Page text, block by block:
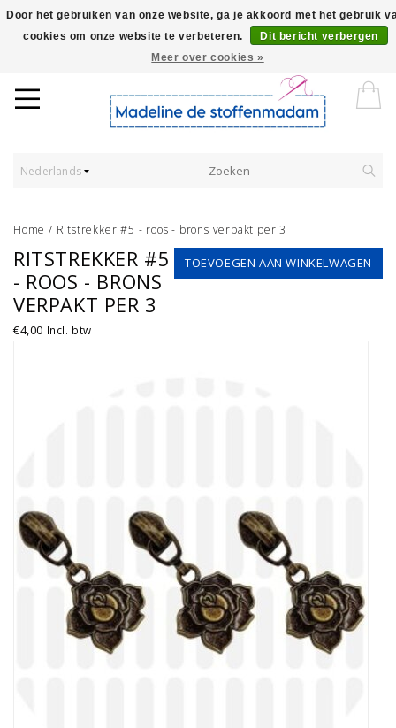
Worldwide Shipping - Onze stoffen worden verkocht per 10 cm.
Nederlands
Home / Ritstrekker #5 - roos - brons verpakt per 3
TOEVOEGEN AAN WINKELWAGEN
RITSTREKKER #5
- ROOS - BRONS
VERPAKT PER 3
€4,00 Incl. btw
Door het gebruiken van onze website, ga je akkoord met het gebruik
cookies om onze website te verbeteren.
Dit bericht verbergen
Meer over cookies »